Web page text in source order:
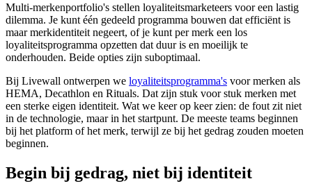
Multi-merkenportfolio's stellen loyaliteitsmarketeers voor een lastig
dilemma. Je kunt één gedeeld programma bouwen dat efficiënt is
maar merkidentiteit negeert, of je kunt per merk een los
loyaliteitsprogramma opzetten dat duur is en moeilijk te
onderhouden. Beide opties zijn suboptimaal.
Bij Livewall ontwerpen we loyaliteitsprogramma's voor merken als
HEMA, Decathlon en Rituals. Dat zijn stuk voor stuk merken met
een sterke eigen identiteit. Wat we keer op keer zien: de fout zit niet
in de technologie, maar in het startpunt. De meeste teams beginnen
bij het platform of het merk, terwijl ze bij het gedrag zouden moeten
beginnen.
Begin bij gedrag, niet bij identiteit